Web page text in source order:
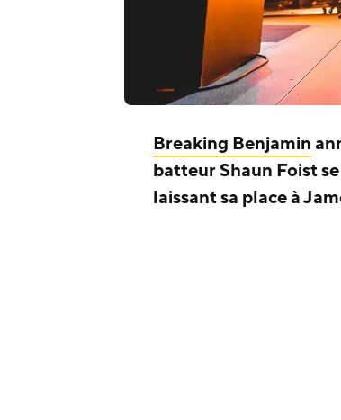
Breaking Benjamin
batteur Shaun Foist
laissant sa place à